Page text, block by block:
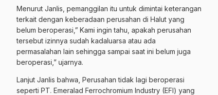
Menurut Janlis, pemanggilan itu untuk dimintai keterangan
terkait dengan keberadaan perusahan di Halut yang
belum beroperasi,” Kami ingin tahu, apakah perusahan
tersebut izinnya sudah kadaluarsa atau ada
permasalahan lain sehingga sampai saat ini belum juga
beroperasi,” ujarnya.
Lanjut Janlis bahwa, Perusahan tidak lagi beroperasi
seperti PT. Emeralad Ferrochromium Industry (EFI) yang